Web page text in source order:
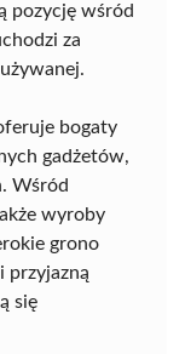
pozycję wśród
za
bogaty
gadżetów,
Wśród
wyroby
grono
przyjazną
się